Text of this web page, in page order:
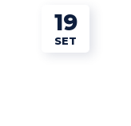
19
SET